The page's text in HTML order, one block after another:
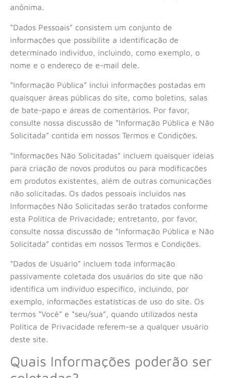
anônima.
“Dados Pessoais” consistem um conjunto de
informações que possibilite a identificação de
determinado indivíduo, incluindo, como exemplo, o
nome e o endereço de e-mail dele.
“Informação Pública” inclui informações postadas em
quaisquer áreas públicas do site, como boletins, salas
de bate-papo e áreas de comentários. Por favor,
consulte nossa discussão de “Informação Pública e Não
Solicitada” contida em nossos Termos e Condições.
“Informações Não Solicitadas” incluem quaisquer ideias
para criação de novos produtos ou para modificações
em produtos existentes, além de outras comunicações
não solicitadas. Os dados pessoais incluídos nas
Informações Não Solicitadas serão tratados conforme
esta Política de Privacidade; entretanto, por favor,
consulte nossa discussão de “Informação Pública e Não
Solicitada” contidas em nossos Termos e Condições.
“Dados de Usuário” incluem toda informação
passivamente coletada dos usuários do site que não
identifica um indivíduo específico, incluindo, por
exemplo, informações estatísticas de uso do site. Os
termos “Você” e “seu/sua”, quando utilizados nesta
Política de Privacidade referem-se a qualquer usuário
deste site.
Quais Informações poderão ser